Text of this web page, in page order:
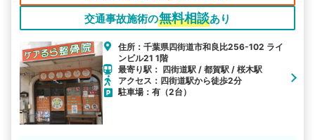
交通事故施術の無料相談あり
住所：千葉県四街道市和良比256-102 ライ
ンビル21 1階
最寄り駅： 四街道駅 / 都賀駅 / 桜木駅
アクセス：四街道駅から徒歩2分
駐車場：有（2台）